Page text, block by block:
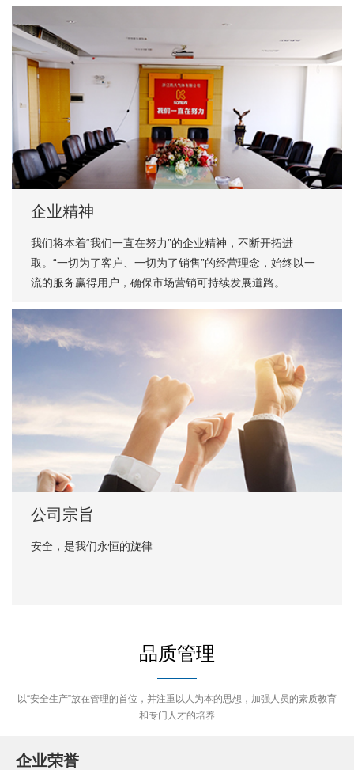
的环氧乙烷灭菌气体产品，在国内外医疗器械灭菌行业享有
很高的知名度。目前，国内外多家大中型医疗器械生产厂家
及医疗灭菌企业均与我公司保持着长期稳定的业务合作关
系。同时本公司具有多年经营危险货物进出口业务，公司的
灭菌气体产品远销越南、泰国、马来西亚、菲律宾、印度等
东南亚国家，近年来的出口需求量呈逐年增长趋势。自2020
年疫情爆发以来，公司被浙江省经济和信息化厅列入省级疫
情防控应急物资迫切配套企业名单。
企业精神
我们将本着“我们一直在努力”的企业精神，不断开拓进
取。“一切为了客户、一切为了销售”的经营理念，始终以一
流的服务赢得用户，确保市场营销可持续发展道路。
公司宗旨
安全，是我们永恒的旋律
品质管理
以“安全生产”放在管理的首位，并注重以人为本的思想，加强人员的素质教育
和专门人才的培养
企业荣誉